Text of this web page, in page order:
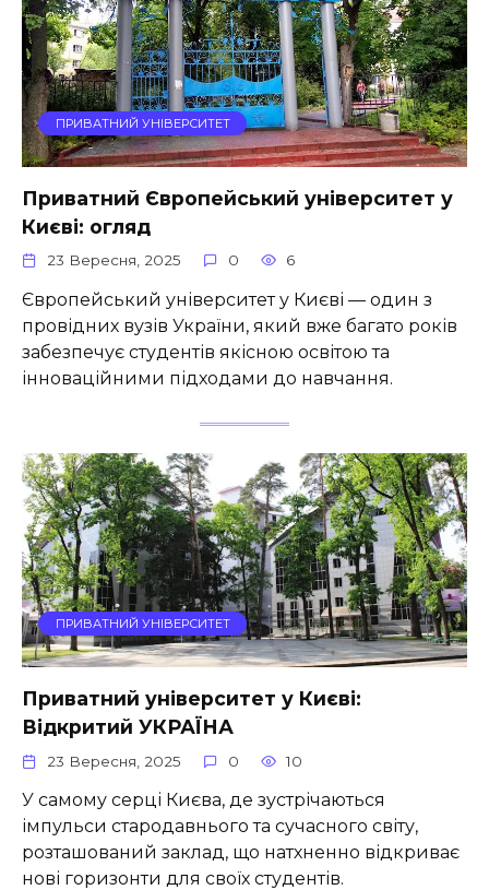
ПРИВАТНИЙ УНІВЕРСИТЕТ
Приватний Європейський університет у
Києві: огляд
23 Вересня, 2025 0 6
Європейський університет у Києві — один з
провідних вузів України, який вже багато років
забезпечує студентів якісною освітою та
інноваційними підходами до навчання.
ПРИВАТНИЙ УНІВЕРСИТЕТ
Приватний університет у Києві:
Відкритий УКРАЇНА
23 Вересня, 2025 0 10
У самому серці Києва, де зустрічаються
імпульси стародавнього та сучасного світу,
розташований заклад, що натхненно відкриває
нові горизонти для своїх студентів.